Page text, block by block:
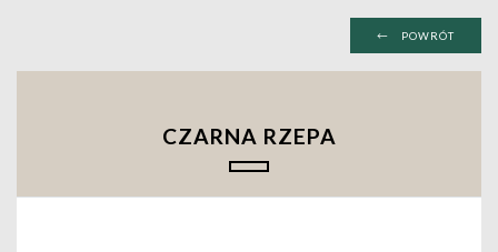
← POWRÓT
CZARNA RZEPA